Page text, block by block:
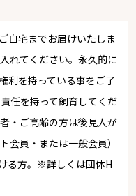
自宅までお届けいたしま
れてください。永久的に
利を持っている事をご了
任を持って飼育してくだ
・ご高齢の方は後見人が
会員・または一般会員）
る方。※詳しくは団体H